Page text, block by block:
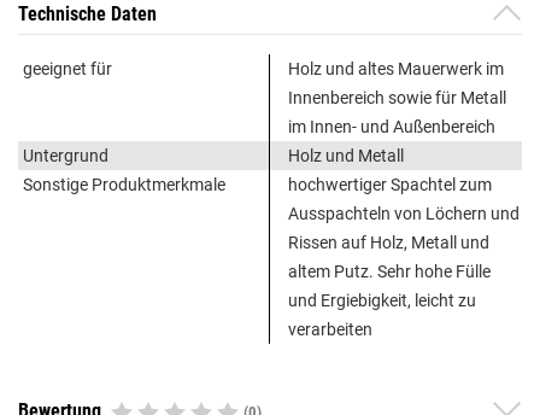
Technische Daten
geeignet für
Holz und altes Mauerwerk im
Innenbereich sowie für Metall
im Innen- und Außenbereich
Untergrund
Holz und Metall
Sonstige Produktmerkmale
hochwertiger Spachtel zum
Ausspachteln von Löchern und
Rissen auf Holz, Metall und
altem Putz. Sehr hohe Fülle
und Ergiebigkeit, leicht zu
verarbeiten
Bewertung